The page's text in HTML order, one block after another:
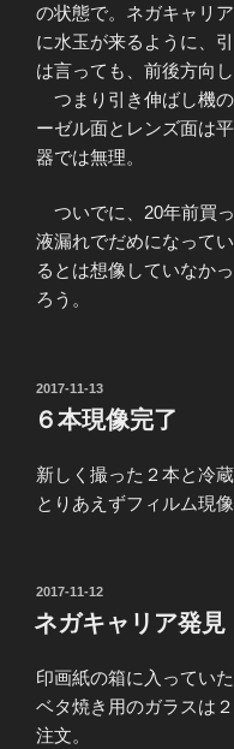
の状態で。ネガキャリ
に水玉が来るように、
は言っても、前後方向
つまり引き伸ばし機
ーゼル面とレンズ面は
器では無理。
ついでに、20年前買
液漏れでだめになって
るとは想像していなか
ろう。
投
稿
日:
2017-11-13
６本現像完了
新しく撮った２本と冷
とりあえずフィルム現
投
稿
日:
2017-11-12
ネガキャリア発見
印画紙の箱に入ってい
ベタ焼き用のガラスは
注文。